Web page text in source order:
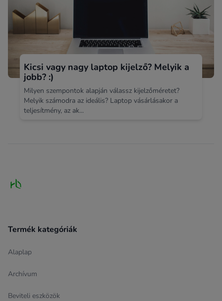
Kicsi vagy nagy laptop kijelző? Melyik a
jobb? :)
Milyen szempontok alapján válassz kijelzőméretet?
Melyik számodra az ideális? Laptop vásárlásakor a
teljesítmény, az ak...
Termék kategóriák
Alaplap
Archívum
Beviteli eszközök